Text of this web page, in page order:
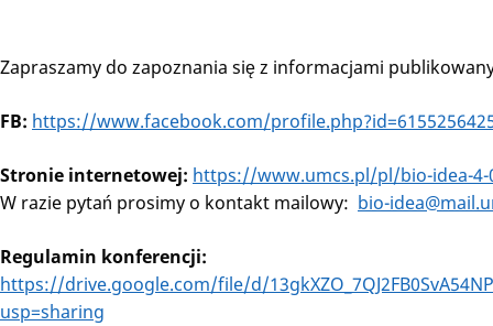
Zapraszamy do zapoznania się z informacjami
FB: https://www.facebook.com/
Stronie internetowej: https://www.umcs.pl/pl/bio-idea-4-
W razie pytań prosimy o kontakt mailowy: bio-
Regulamin konferencji:
https://drive.google.com/file/d/
usp=sharing